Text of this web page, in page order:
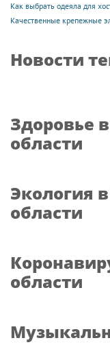
Как выбрать одеяла для
Качественные крепежные
Новости
Здоровье
области
Экология
области
области